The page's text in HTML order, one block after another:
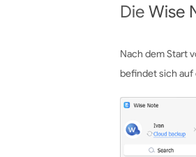
Die Wise
Nach dem Start
befindet sich auf